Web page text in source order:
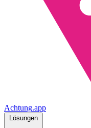
Achtung.app
Lösungen